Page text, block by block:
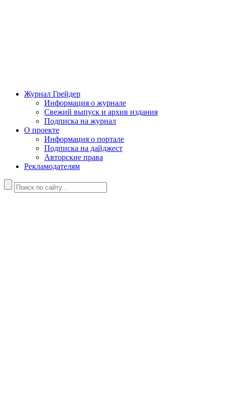
Журнал Грейдер
Информация о журнале
Свежий выпуск и архив издания
Подписка на журнал
О проекте
Информация о портале
Подписка на дайджест
Авторские права
Рекламодателям